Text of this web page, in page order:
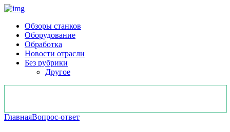
Обзоры станков
Оборудование
Обработка
Новости отрасли
Без рубрики
Другое
ГлавнаяВопрос-ответ